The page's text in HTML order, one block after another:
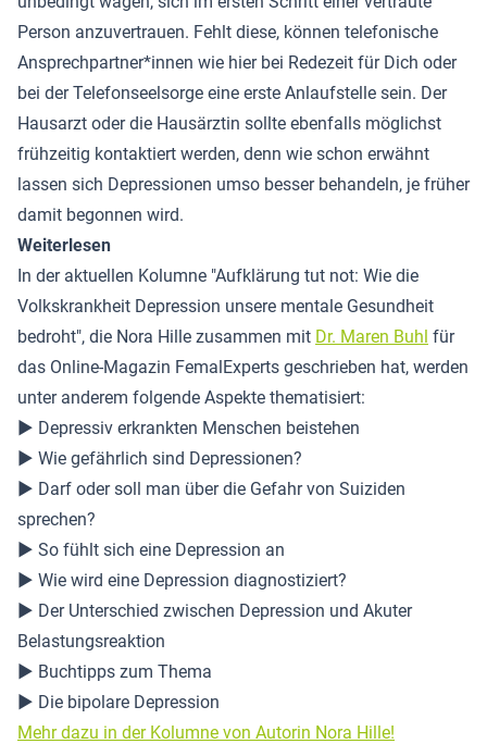
Person anzuvertrauen. Fehlt diese, können telefonische
Ansprechpartner*innen wie hier bei Redezeit für Dich oder
bei der Telefonseelsorge eine erste Anlaufstelle sein. Der
Hausarzt oder die Hausärztin sollte ebenfalls möglichst
frühzeitig kontaktiert werden, denn wie schon erwähnt
lassen sich Depressionen umso besser behandeln, je früher
damit begonnen wird.
Weiterlesen
In der aktuellen Kolumne "Aufklärung tut not: Wie die
Volkskrankheit Depression unsere mentale Gesundheit
bedroht", die Nora Hille zusammen mit Dr. Maren Buhl für
das Online-Magazin FemalExperts geschrieben hat, werden
unter anderem folgende Aspekte thematisiert:
▶ Depressiv erkrankten Menschen beistehen
▶ Wie gefährlich sind Depressionen?
▶ Darf oder soll man über die Gefahr von Suiziden
sprechen?
▶ So fühlt sich eine Depression an
▶ Wie wird eine Depression diagnostiziert?
▶ Der Unterschied zwischen Depression und Akuter
Belastungsreaktion
▶ Buchtipps zum Thema
▶ Die bipolare Depression
Mehr dazu in der Kolumne von Autorin Nora Hille!